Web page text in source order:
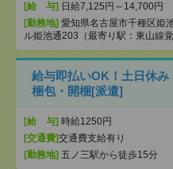
[給 与] 日給7,125円～14,700円
[勤務地] 愛知県名古屋市千種区姫
ル姫池通203（最寄り駅：東山線覚
給与即払いOK！土日休み
梱包・開梱[派遣]
[給 与] 時給1250円
[交通費]交通費支給有り
[勤務地] 五ノ三駅から徒歩15分